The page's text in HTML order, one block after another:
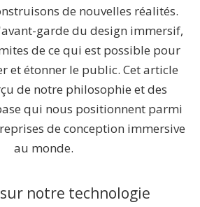
de nouvelles réalités.
garde du design immersif,
de ce qui est possible pour
et étonner le public. Cet article
de notre philosophie et des
qui nous positionnent parmi
de conception immersive
au monde.
notre technologie